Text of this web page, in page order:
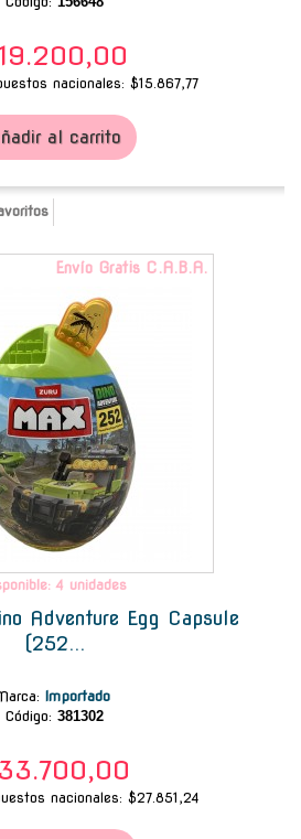
nacionales: $15.867,77
al carrito
Envío Gratis C.A.B.A.
4 unidades
Adventure Egg Capsule
(252...
: Importado
Código: 381302
nacionales: $27.851,24